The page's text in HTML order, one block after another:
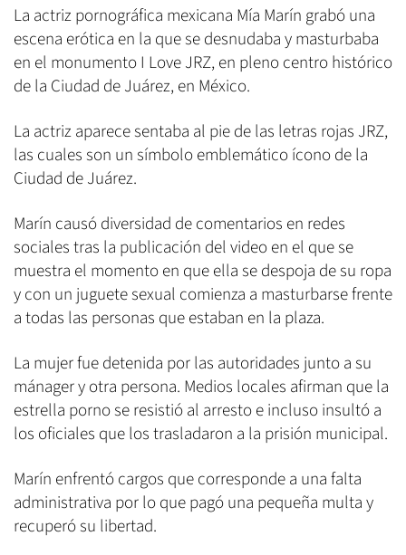
La actriz pornográfica mexicana Mía Marín grabó una
escena erótica en la que se desnudaba y masturbaba
en el monumento I Love JRZ, en pleno centro histórico
de la Ciudad de Juárez, en México.
La actriz aparece sentaba al pie de las letras rojas JRZ,
las cuales son un símbolo emblemático ícono de la
Ciudad de Juárez.
Marín causó diversidad de comentarios en redes
sociales tras la publicación del video en el que se
muestra el momento en que ella se despoja de su ropa
y con un juguete sexual comienza a masturbarse frente
a todas las personas que estaban en la plaza.
La mujer fue detenida por las autoridades junto a su
mánager y otra persona. Medios locales afirman que la
estrella porno se resistió al arresto e incluso insultó a
los oficiales que los trasladaron a la prisión municipal.
Marín enfrentó cargos que corresponde a una falta
administrativa por lo que pagó una pequeña multa y
recuperó su libertad.